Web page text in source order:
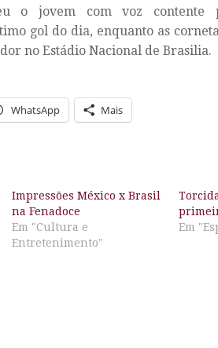
o jovem com voz contente
gol do dia, enquanto as
no Estádio Nacional de Brasilia.
WhatsApp Mais
Impressões México x Brasil
na Fenadoce
Em "Cultura e
Entretenimento"
Em